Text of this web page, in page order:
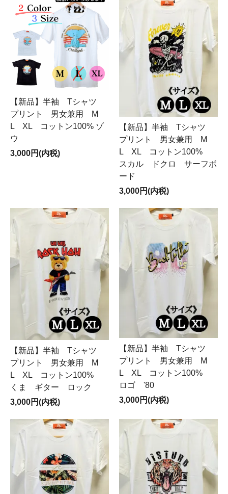
【新品】半袖 Tシャツ
プリント 男女兼用 M
L XL コットン100% ゾ
ウ
3,000円(内税)
【新品】半袖 Tシャツ
プリント 男女兼用 M
L XL コットン100%
スカル ドクロ サーフボ
ード
3,000円(内税)
【新品】半袖 Tシャツ
プリント 男女兼用 M
L XL コットン100%
くま ギター ロック
3,000円(内税)
【新品】半袖 Tシャツ
プリント 男女兼用 M
L XL コットン100%
ロゴ '80
3,000円(内税)